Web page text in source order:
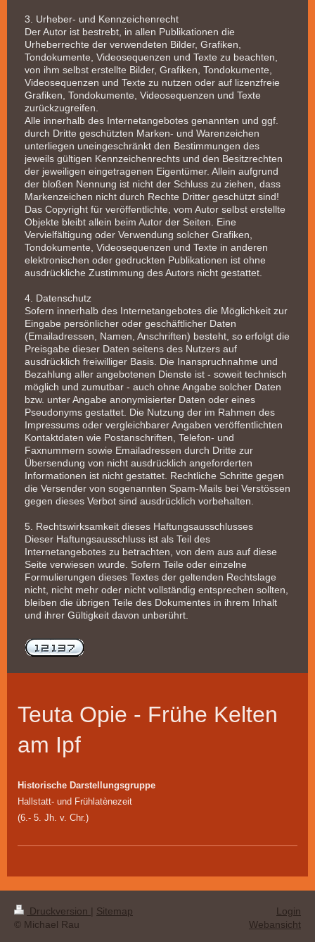
3. Urheber- und Kennzeichenrecht
Der Autor ist bestrebt, in allen Publikationen die
Urheberrechte der verwendeten Bilder, Grafiken,
Tondokumente, Videosequenzen und Texte zu beachten,
von ihm selbst erstellte Bilder, Grafiken, Tondokumente,
Videosequenzen und Texte zu nutzen oder auf lizenzfreie
Grafiken, Tondokumente, Videosequenzen und Texte
zurückzugreifen.
Alle innerhalb des Internetangebotes genannten und ggf.
durch Dritte geschützten Marken- und Warenzeichen
unterliegen uneingeschränkt den Bestimmungen des
jeweils gültigen Kennzeichenrechts und den Besitzrechten
der jeweiligen eingetragenen Eigentümer. Allein aufgrund
der bloßen Nennung ist nicht der Schluss zu ziehen, dass
Markenzeichen nicht durch Rechte Dritter geschützt sind!
Das Copyright für veröffentlichte, vom Autor selbst erstellte
Objekte bleibt allein beim Autor der Seiten. Eine
Vervielfältigung oder Verwendung solcher Grafiken,
Tondokumente, Videosequenzen und Texte in anderen
elektronischen oder gedruckten Publikationen ist ohne
ausdrückliche Zustimmung des Autors nicht gestattet.
4. Datenschutz
Sofern innerhalb des Internetangebotes die Möglichkeit zur
Eingabe persönlicher oder geschäftlicher Daten
(Emailadressen, Namen, Anschriften) besteht, so erfolgt die
Preisgabe dieser Daten seitens des Nutzers auf
ausdrücklich freiwilliger Basis. Die Inanspruchnahme und
Bezahlung aller angebotenen Dienste ist - soweit technisch
möglich und zumutbar - auch ohne Angabe solcher Daten
bzw. unter Angabe anonymisierter Daten oder eines
Pseudonyms gestattet. Die Nutzung der im Rahmen des
Impressums oder vergleichbarer Angaben veröffentlichten
Kontaktdaten wie Postanschriften, Telefon- und
Faxnummern sowie Emailadressen durch Dritte zur
Übersendung von nicht ausdrücklich angeforderten
Informationen ist nicht gestattet. Rechtliche Schritte gegen
die Versender von sogenannten Spam-Mails bei Verstössen
gegen dieses Verbot sind ausdrücklich vorbehalten.
5. Rechtswirksamkeit dieses Haftungsausschlusses
Dieser Haftungsausschluss ist als Teil des
Internetangebotes zu betrachten, von dem aus auf diese
Seite verwiesen wurde. Sofern Teile oder einzelne
Formulierungen dieses Textes der geltenden Rechtslage
nicht, nicht mehr oder nicht vollständig entsprechen sollten,
bleiben die übrigen Teile des Dokumentes in ihrem Inhalt
und ihrer Gültigkeit davon unberührt.
Teuta Opie - Frühe Kelten
am Ipf
Historische Darstellungsgruppe
Hallstatt- und Frühlatènezeit
(6.- 5. Jh. v. Chr.)
Druckversion | Sitemap
© Michael Rau
Login
Webansicht